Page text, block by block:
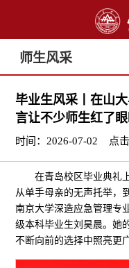
师生风采
毕业生风采丨在山
言让不少师生红了
时间：2026-07-02 点
在青岛校区毕业典礼
从单手母亲的无声托举，
南京大学深造应急管理专
级本科毕业生刘昊晨。她
不断向前的选择中照亮更